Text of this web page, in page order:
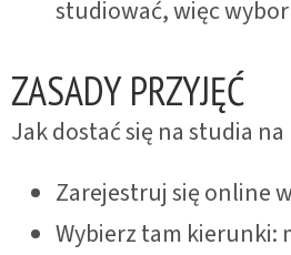
studiować, więc
ZASADY PRZYJĘĆ
Jak dostać się na studia
Zarejestruj się online
Wybierz tam kierunki: